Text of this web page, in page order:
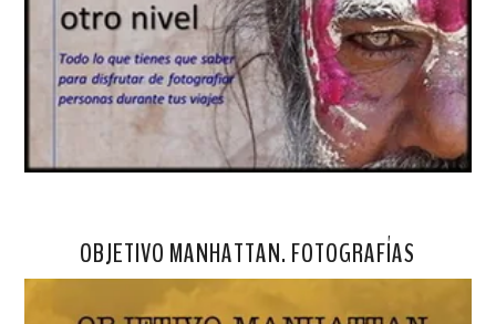
OBJETIVO MANHATTAN. FOTOGRAFÍAS